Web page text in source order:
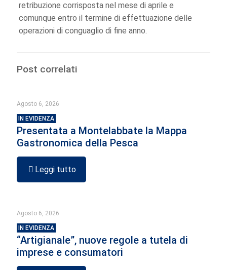
retribuzione corrisposta nel mese di aprile e
comunque entro il termine di effettuazione delle
operazioni di conguaglio di fine anno.
Post correlati
Agosto 6, 2026
IN EVIDENZA
Presentata a Montelabbate la Mappa
Gastronomica della Pesca
Leggi tutto
Agosto 6, 2026
IN EVIDENZA
“Artigianale”, nuove regole a tutela di
imprese e consumatori